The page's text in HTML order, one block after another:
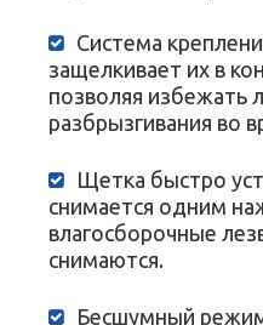
Система
защелкивает их в
позволяя избежать
разбрызгивания во
Щетка быстро
снимается одним
влагосборочные
снимаются.
Бесшумный